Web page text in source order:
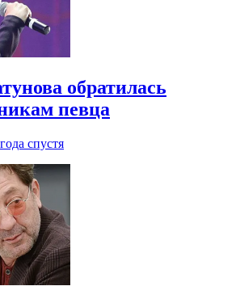
обратилась
певца
спустя